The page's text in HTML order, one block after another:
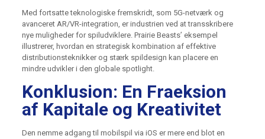
Med fortsatte teknologiske fremskridt, som 5G-netværk og
avanceret AR/VR-integration, er industrien ved at transskribere
nye muligheder for spiludviklere. Prairie Beasts’ eksempel
illustrerer, hvordan en strategisk kombination af effektive
distributionsteknikker og stærk spildesign kan placere en
mindre udvikler i den globale spotlight.
Konklusion: En Fraeksion
af Kapitale og Kreativitet
Den nemme adgang til mobilspil via iOS er mere end blot en